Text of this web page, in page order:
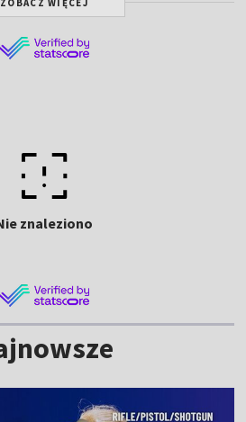
znaleziono